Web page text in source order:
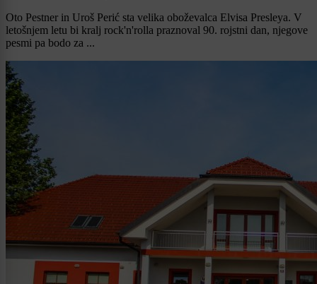
Oto Pestner in Uroš Perić sta velika oboževalca Elvisa Presleya. V
letošnjem letu bi kralj rock'n'rolla praznoval 90. rojstni dan, njegove
pesmi pa bodo za ...